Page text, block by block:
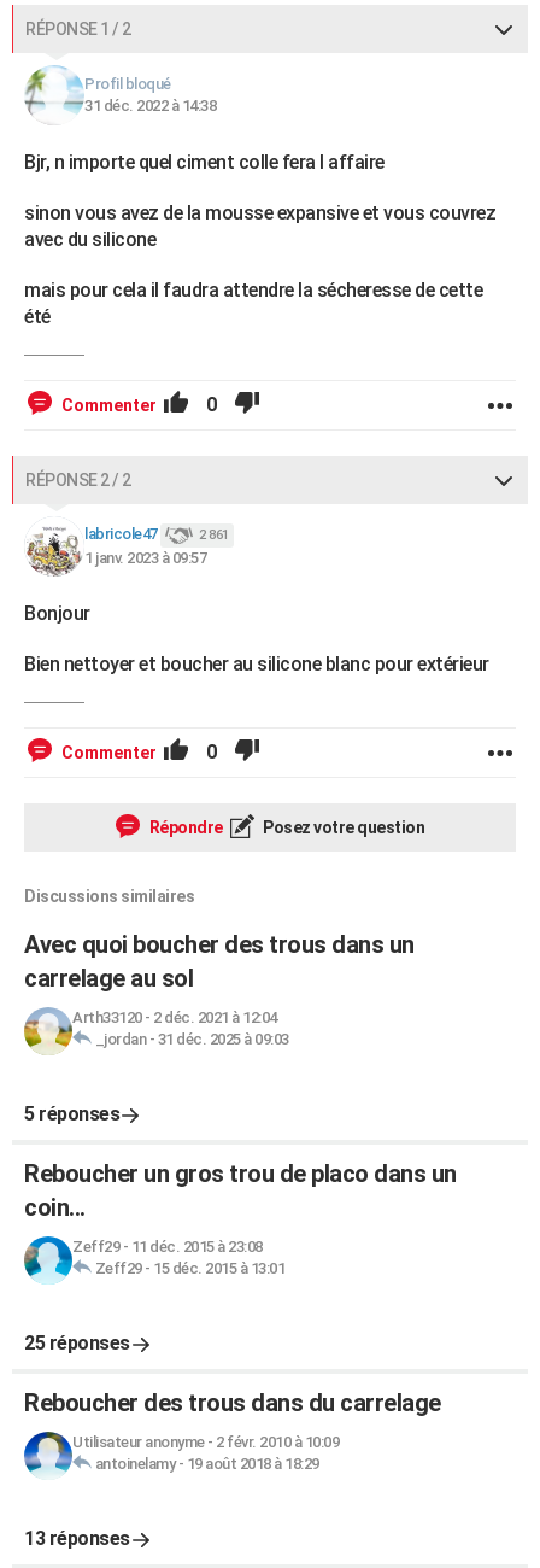
RÉPONSE 1 / 2
Profil bloqué
31 déc. 2022 à 14:38
Bjr, n importe quel ciment colle fera l affaire
sinon vous avez de la mousse expansive et vous couvrez
avec du silicone
mais pour cela il faudra attendre la sécheresse de cette
été
Commenter 0
RÉPONSE 2 / 2
labricole47 2 861
1 janv. 2023 à 09:57
Bonjour
Bien nettoyer et boucher au silicone blanc pour extérieur
Commenter 0
Répondre Posez votre question
Discussions similaires
Avec quoi boucher des trous dans un
carrelage au sol
Arth33120- 2 déc. 2021 à 12:04
_jordan- 31 déc. 2025 à 09:03
5 réponses
Reboucher un gros trou de placo dans un
coin...
Zeff29- 11 déc. 2015 à 23:08
Zeff29- 15 déc. 2015 à 13:01
25 réponses
Reboucher des trous dans du carrelage
Utilisateur anonyme- 2 févr. 2010 à 10:09
antoinelamy- 19 août 2018 à 18:29
13 réponses